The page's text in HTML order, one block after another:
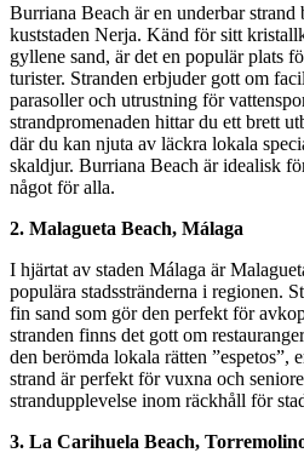
Burriana Beach är en underbar strand
kuststaden Nerja. Känd för sitt
gyllene sand, är det en populär plats
turister. Stranden erbjuder gott om
parasoller och utrustning för
strandpromenaden hittar du ett brett
där du kan njuta av läckra lokala
skaldjur. Burriana Beach är idealisk
något för alla.
2. Malagueta Beach, Málaga
I hjärtat av staden Málaga är
populära stadsstränderna i regionen.
fin sand som gör den perfekt för
stranden finns det gott om
den berömda lokala rätten
strand är perfekt för vuxna och
strandupplevelse inom räckhåll för
3. La Carihuela Beach,